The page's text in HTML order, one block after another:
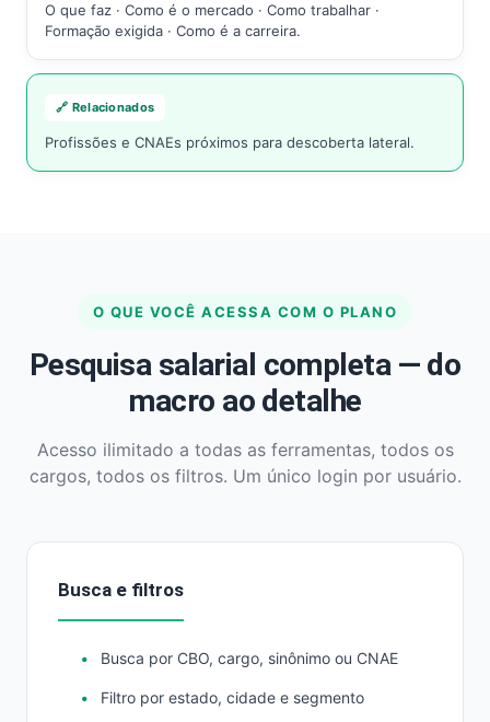
O que faz · Como é o mercado · Como trabalhar ·
Formação exigida · Como é a carreira.
🔗 Relacionados
Profissões e CNAEs próximos para descoberta lateral.
O QUE VOCÊ ACESSA COM O PLANO
Pesquisa salarial completa — do
macro ao detalhe
Acesso ilimitado a todas as ferramentas, todos os
cargos, todos os filtros. Um único login por usuário.
Busca e filtros
Busca por CBO, cargo, sinônimo ou CNAE
Filtro por estado, cidade e segmento